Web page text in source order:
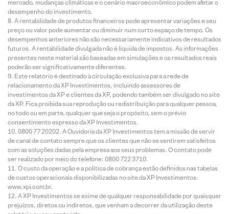
mercado, mudanças climáticas e o cenário macroeconômico podem afetar o
desempenho do investimento.
A rentabilidade de produtos financeiros pode apresentar variações e seu
preço ou valor pode aumentar ou diminuir num curto espaço de tempo. Os
desempenhos anteriores não são necessariamente indicativos de resultados
futuros. A rentabilidade divulgada não é líquida de impostos. As informações
presentes neste material são baseadas em simulações e os resultados reais
poderão ser significativamente diferentes.
Este relatório é destinado à circulação exclusiva para a rede de
relacionamento da XP Investimentos, incluindo assessores de
investimentos da XP e clientes da XP, podendo também ser divulgado no site
da XP. Fica proibida sua reprodução ou redistribuição para qualquer pessoa,
no todo ou em parte, qualquer que seja o propósito, sem o prévio
consentimento expresso da XP Investimentos.
0800 77 20202. A Ouvidoria da XP Investimentos tem a missão de servir
de canal de contato sempre que os clientes que não se sentirem satisfeitos
com as soluções dadas pela empresa aos seus problemas. O contato pode
ser realizado por meio do telefone: 0800 722 3710.
O custo da operação e a política de cobrança estão definidos nas tabelas
de custos operacionais disponibilizadas no site da XP Investimentos:
www.xpi.com.br.
A XP Investimentos se exime de qualquer responsabilidade por quaisquer
prejuízos, diretos ou indiretos, que venham a decorrer da utilização deste